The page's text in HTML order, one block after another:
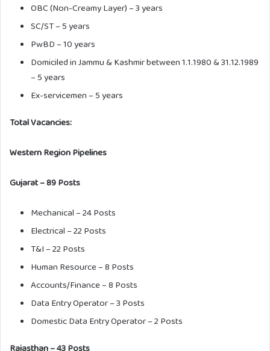
OBC (Non-Creamy Layer) – 3 years
SC/ST – 5 years
PwBD – 10 years
Domiciled in Jammu & Kashmir between 1.1.1980 & 31.12.1989
– 5 years
Ex-servicemen – 5 years
Total Vacancies:
Western Region Pipelines
Gujarat – 89 Posts
Mechanical – 24 Posts
Electrical – 22 Posts
T&I – 22 Posts
Human Resource – 8 Posts
Accounts/Finance – 8 Posts
Data Entry Operator – 3 Posts
Domestic Data Entry Operator – 2 Posts
Rajasthan – 43 Posts